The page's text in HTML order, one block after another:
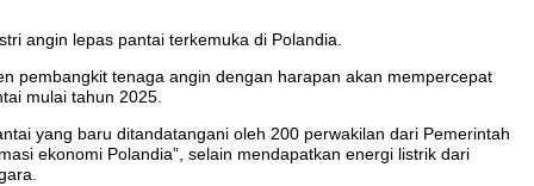
angin lepas pantai terkemuka di Polandia.
pembangkit tenaga angin dengan harapan akan mempercepat
mulai tahun 2025.
yang baru ditandatangani oleh 200 perwakilan dari Pemerintah
ekonomi Polandia”, selain mendapatkan energi listrik dari